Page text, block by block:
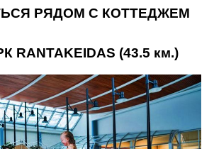
РЯДОМ С КОТТЕДЖЕМ
RANTAKEIDAS (43.5 км.)